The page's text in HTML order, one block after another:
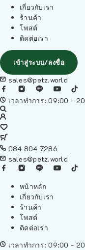
เกี่ยวกับเรา
ร้านค้า
โพสต์
ติดต่อเรา
เข้าสู่ระบบ/ลงชื่อ
sales@petz.world
เวลาทำการ: 09:00 -
084 804 7286
sales@petz.world
หน้าหลัก
เกี่ยวกับเรา
ร้านค้า
โพสต์
ติดต่อเรา
เวลาทำการ: 09:00 -